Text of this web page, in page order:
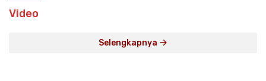
Video
Selengkapnya